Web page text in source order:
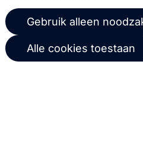
Over ons
Copernica-nieuws
Carrière bij Copernica
Gebruik alleen
Alle cookies toestaan